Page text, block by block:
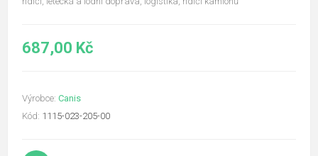
687,00 Kč
Výrobce: Canis
Kód: 1115-023-205-00